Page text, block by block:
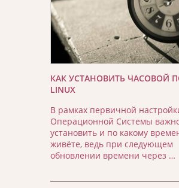
КАК УСТАНОВИТЬ ЧАСОВОЙ
LINUX
В рамках первичной
Операционной Системы
установить и по какому
живёте, ведь при следующем
обновлении времени через …